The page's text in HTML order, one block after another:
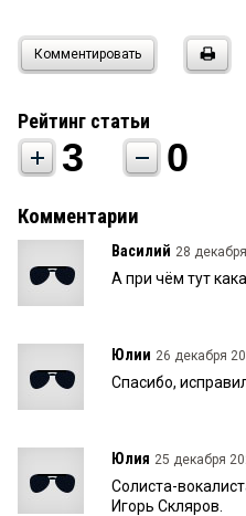
Комментировать
Рейтинг статьи
3 0
Комментарии
Василий 28
А при чём тут
Юлии 26 декабря
Спасибо,
Юлия 25 декабря
Солиста-
Игорь Скляров.